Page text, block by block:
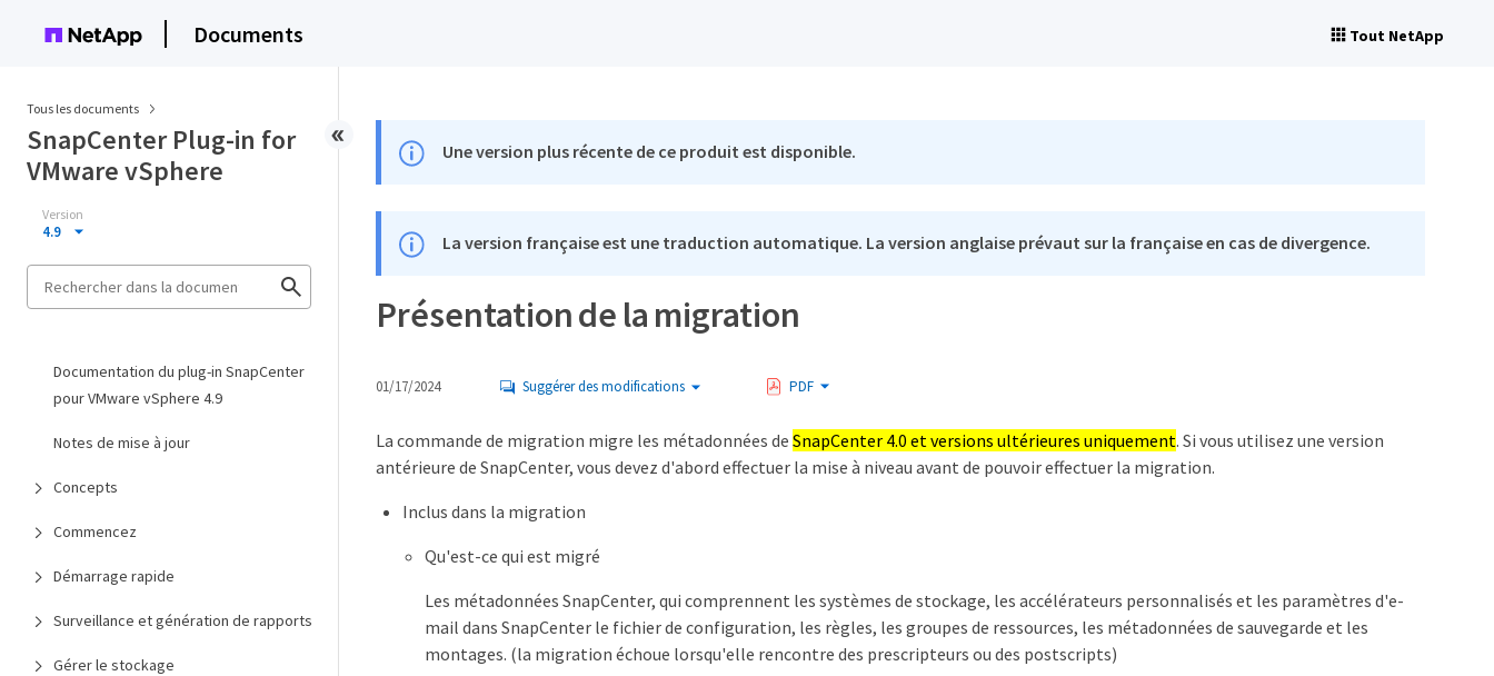
Documents Tout NetApp
Tous les documents
SnapCenter Plug-in for
VMware vSphere
Version
4.9
Documentation du plug-in SnapCenter
pour VMware vSphere 4.9
Notes de mise à jour
Concepts
Commencez
Démarrage rapide
Surveillance et génération de rapports
Gérer le stockage
Une version plus récente de ce produit est disponible.
La version française est une traduction automatique. La version anglaise prévaut sur la française en cas de divergence.
Présentation de la migration
01/17/2024 Suggérer des modifications PDF
La commande de migration migre les métadonnées de SnapCenter 4.0 et versions ultérieures uniquement. Si vous utilisez une version
antérieure de SnapCenter, vous devez d'abord effectuer la mise à niveau avant de pouvoir effectuer la migration.
Inclus dans la migration
Qu'est-ce qui est migré
Les métadonnées SnapCenter, qui comprennent les systèmes de stockage, les accélérateurs personnalisés et les paramètres d'e-
mail dans SnapCenter le fichier de configuration, les règles, les groupes de ressources, les métadonnées de sauvegarde et les
montages. (la migration échoue lorsqu'elle rencontre des prescripteurs ou des postscripts)